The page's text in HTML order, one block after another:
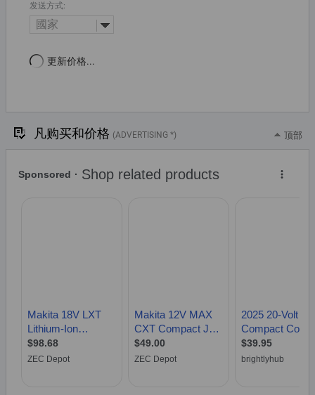
发送方式:
國家
更新价格...
凡购买和价格 (ADVERTISING *) 顶部